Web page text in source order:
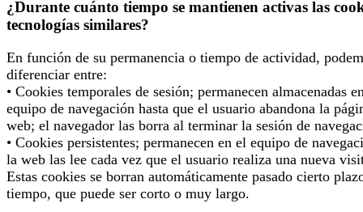
¿Durante cuánto tiempo se mantienen activas las
tecnologías similares?
En función de su permanencia o tiempo de actividad,
diferenciar entre:
• Cookies temporales de sesión; permanecen almacenadas
equipo de navegación hasta que el usuario abandona la
web; el navegador las borra al terminar la sesión de
• Cookies persistentes; permanecen en el equipo de
la web las lee cada vez que el usuario realiza una nueva
Estas cookies se borran automáticamente pasado cierto
tiempo, que puede ser corto o muy largo.